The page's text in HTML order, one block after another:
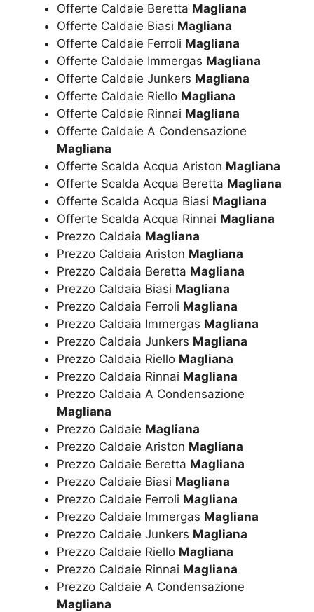
Offerte Caldaie Beretta Magliana
Offerte Caldaie Biasi Magliana
Offerte Caldaie Ferroli Magliana
Offerte Caldaie Immergas Magliana
Offerte Caldaie Junkers Magliana
Offerte Caldaie Riello Magliana
Offerte Caldaie Rinnai Magliana
Offerte Caldaie A Condensazione
Magliana
Offerte Scalda Acqua Ariston Magliana
Offerte Scalda Acqua Beretta Magliana
Offerte Scalda Acqua Biasi Magliana
Offerte Scalda Acqua Rinnai Magliana
Prezzo Caldaia Magliana
Prezzo Caldaia Ariston Magliana
Prezzo Caldaia Beretta Magliana
Prezzo Caldaia Biasi Magliana
Prezzo Caldaia Ferroli Magliana
Prezzo Caldaia Immergas Magliana
Prezzo Caldaia Junkers Magliana
Prezzo Caldaia Riello Magliana
Prezzo Caldaia Rinnai Magliana
Prezzo Caldaia A Condensazione
Magliana
Prezzo Caldaie Magliana
Prezzo Caldaie Ariston Magliana
Prezzo Caldaie Beretta Magliana
Prezzo Caldaie Biasi Magliana
Prezzo Caldaie Ferroli Magliana
Prezzo Caldaie Immergas Magliana
Prezzo Caldaie Junkers Magliana
Prezzo Caldaie Riello Magliana
Prezzo Caldaie Rinnai Magliana
Prezzo Caldaie A Condensazione
Magliana